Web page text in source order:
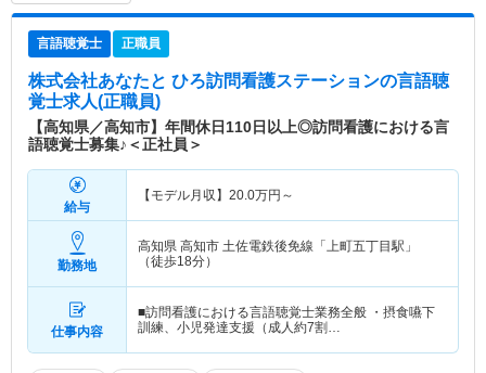
言語聴覚士 正職員
株式会社あなたと ひろ訪問看護ステーションの言語聴
覚士求人(正職員)
【高知県／高知市】年間休日110日以上◎訪問看護における言
語聴覚士募集♪＜正社員＞
給与
【モデル月収】 20.0万円～
勤務地
高知県 高知市 土佐電鉄後免線「上町五丁目駅」
（徒歩18分）
仕事内容
■訪問看護における言語聴覚士業務全般 ・摂食嚥下
訓練、小児発達支援（成人約7割…